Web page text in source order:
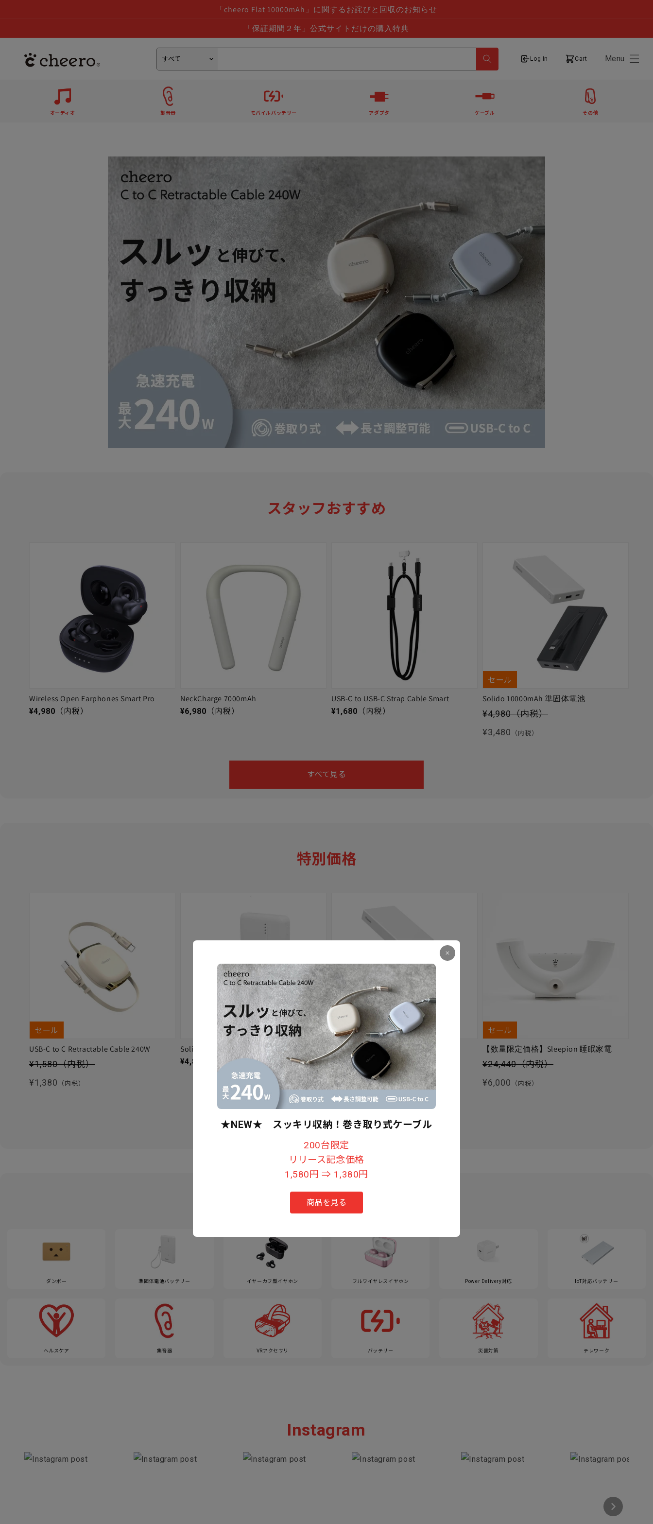
「cheero Flat 10000mAh」に関するお詫びと回収のお知らせ
「保証期間２年」公式サイトだけの購入特典
Log In
ログイン Cart
カート Menu
オーディオ 集音器 モバイルバッテリー アダプタ ケーブル その他
スタッフおすすめ
Wireless Open Earphones Smart Pro
通常価格
¥4,980 （内税）
NeckCharge 7000mAh
通常価格
¥6,980 （内税）
USB-C to USB-C Strap Cable Smart
通常価格
¥1,680 （内税）
セール
Solido 10000mAh 準固体電池
セール価格
¥4,980（内税）
通常価格
¥3,480 （内税）
すべて見る
特別価格
セール
USB-C to C Retractable Cable 240W
セール価格
¥1,580（内税）
通常価格
¥1,380 （内税）
Solitta 10000mAh 準固体電池
通常価格
¥4,880 （内税）
セール
Solido 10000mAh 準固体電池
セール価格
¥4,980 （内税）
通常価格
¥3,480（内税）
セール
【数量限定価格】Sleepion 睡眠家電
セール価格
¥24,440（内税）
通常価格
¥6,000 （内税）
すべて見る
カテゴリー
ダンボー 準固体電池バッテリー イヤーカフ型イヤホン フルワイヤレスイヤホン Power Delivery対応 IoT対応バッテリー
ヘルスケア 集音器 VRアクセサリ バッテリー 災害対策 テレワーク
Instagram
Section description
★NEW★ スッキリ収納！巻き取り式ケーブル
200台限定
リリース記念価格
1,580円 ⇒ 1,380円
商品を見る